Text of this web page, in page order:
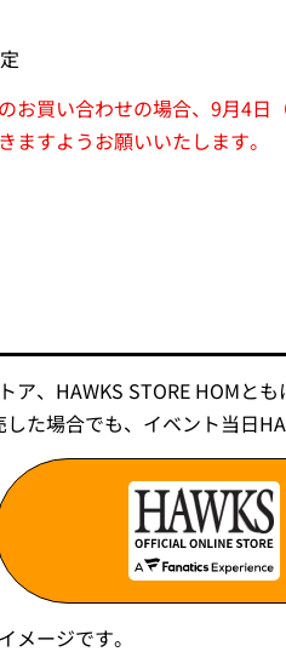
お買い合わせの場合、9月4
ますようお願いいたします。
ア、HAWKS STORE HOMと
た場合でも、イベント当日
メージです。